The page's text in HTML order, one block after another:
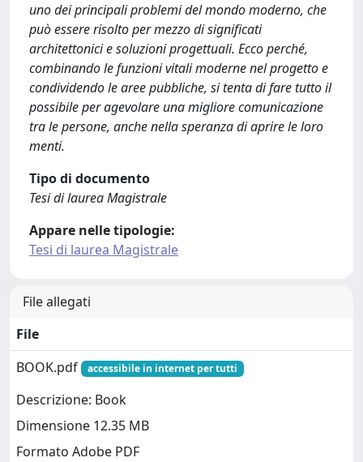
uno dei principali problemi del mondo moderno, che
può essere risolto per mezzo di significati
architettonici e soluzioni progettuali. Ecco perché,
combinando le funzioni vitali moderne nel progetto e
condividendo le aree pubbliche, si tenta di fare tutto il
possibile per agevolare una migliore comunicazione
tra le persone, anche nella speranza di aprire le loro
menti.
Tipo di documento
Tesi di laurea Magistrale
Appare nelle tipologie:
Tesi di laurea Magistrale
File allegati
File
BOOK.pdf
accessibile in internet per tutti
Descrizione: Book
Dimensione 12.35 MB
Formato Adobe PDF